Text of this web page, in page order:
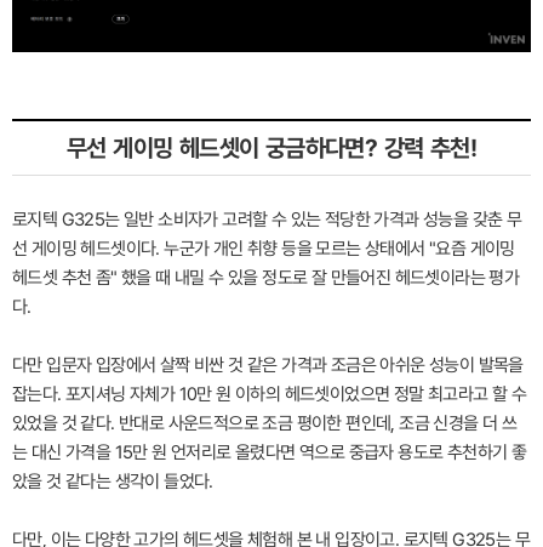
무선 게이밍 헤드셋이 궁금하다면? 강력 추천!
로지텍 G325는 일반 소비자가 고려할 수 있는 적당한 가격과 성능을 갖춘 무
선 게이밍 헤드셋이다. 누군가 개인 취향 등을 모르는 상태에서 "요즘 게이밍
헤드셋 추천 좀" 했을 때 내밀 수 있을 정도로 잘 만들어진 헤드셋이라는 평가
다.
다만 입문자 입장에서 살짝 비싼 것 같은 가격과 조금은 아쉬운 성능이 발목을
잡는다. 포지셔닝 자체가 10만 원 이하의 헤드셋이었으면 정말 최고라고 할 수
있었을 것 같다. 반대로 사운드적으로 조금 평이한 편인데, 조금 신경을 더 쓰
는 대신 가격을 15만 원 언저리로 올렸다면 역으로 중급자 용도로 추천하기 좋
았을 것 같다는 생각이 들었다.
다만, 이는 다양한 고가의 헤드셋을 체험해 본 내 입장이고. 로지텍 G325는 무